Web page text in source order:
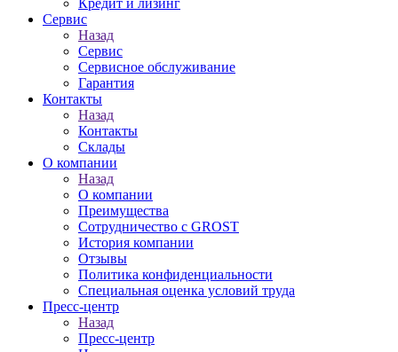
Кредит и лизинг
Сервис
Назад
Сервис
Сервисное обслуживание
Гарантия
Контакты
Назад
Контакты
Склады
О компании
Назад
О компании
Преимущества
Сотрудничество с GROST
История компании
Отзывы
Политика конфиденциальности
Специальная оценка условий труда
Пресс-центр
Назад
Пресс-центр